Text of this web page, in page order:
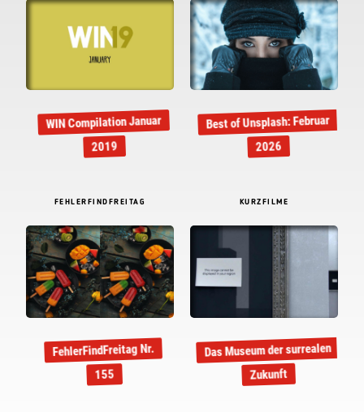
WIN Compilation Januar
2019
Best of Unsplash: Februar
2026
FEHLERFINDFREITAG
FehlerFindFreitag Nr.
155
KURZFILME
Das Museum der surrealen
Zukunft